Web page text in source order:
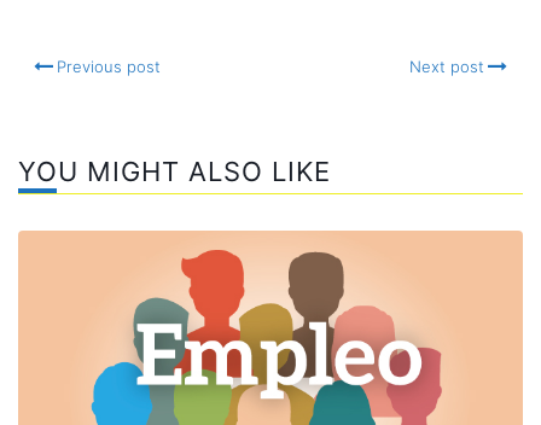
Previous post Next post
YOU MIGHT ALSO LIKE